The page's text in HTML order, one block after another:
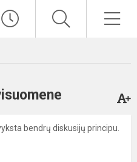
bendrų diskusijų principu.